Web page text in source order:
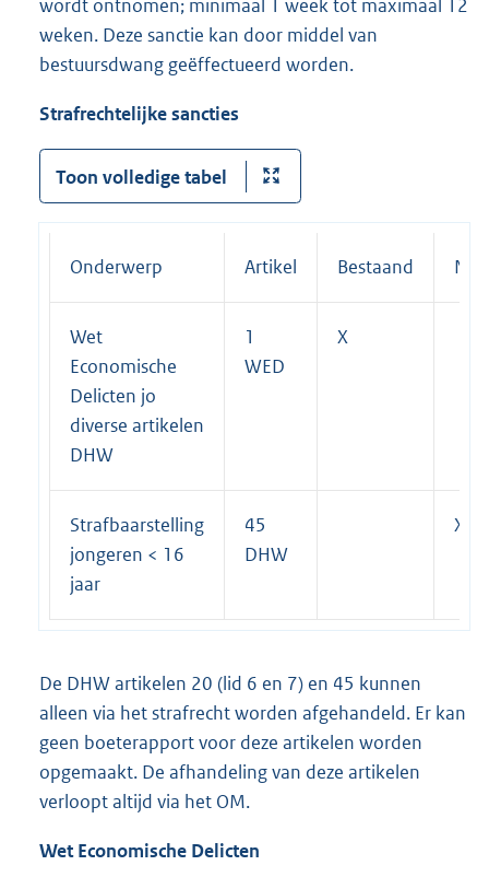
wordt ontnomen; minimaal 1 week tot maximaal 12
weken. Deze sanctie kan door middel van
bestuursdwang geëffectueerd worden.
Strafrechtelijke sancties
Toon volledige tabel
Onderwerp Artikel Bestaand
Wet
Economische
Delicten jo
diverse artikelen
DHW
1
WED
X
Strafbaarstelling
jongeren < 16
jaar
45
DHW
X
De DHW artikelen 20 (lid 6 en 7) en 45 kunnen
alleen via het strafrecht worden afgehandeld. Er kan
geen boeterapport voor deze artikelen worden
opgemaakt. De afhandeling van deze artikelen
verloopt altijd via het OM.
Wet Economische Delicten